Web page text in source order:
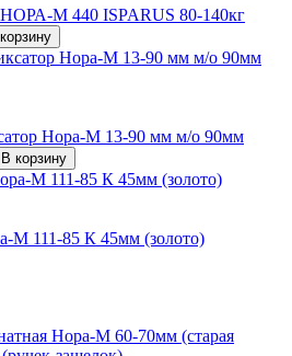
M 440 ISPARUS 80-140кг
Нора-М 13-90 мм м/о 90мм
В корзину
М 111-85 К 45мм (золото)